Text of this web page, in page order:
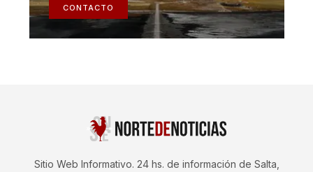
CONTACTO
Sitio Web Informativo. 24 hs. de información de Salta,